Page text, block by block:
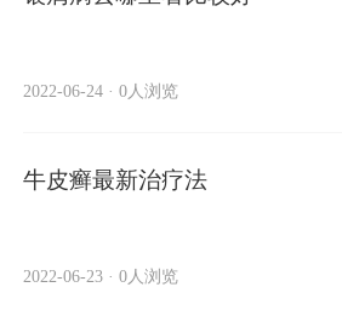
2022-06-24 · 0人浏览
牛皮癣最新治疗法
2022-06-23 · 0人浏览